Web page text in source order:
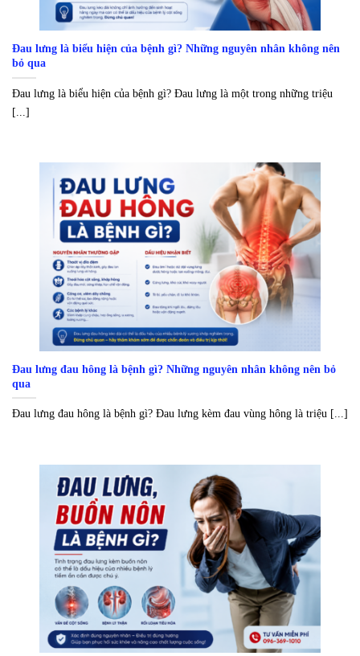
Đau lưng là biểu hiện của bệnh gì? Những nguyên nhân không nên
bỏ qua
Đau lưng là biểu hiện của bệnh gì? Đau lưng là một trong những triệu
[...]
Đau lưng đau hông là bệnh gì? Những nguyên nhân không nên bỏ
qua
Đau lưng đau hông là bệnh gì? Đau lưng kèm đau vùng hông là triệu [...]